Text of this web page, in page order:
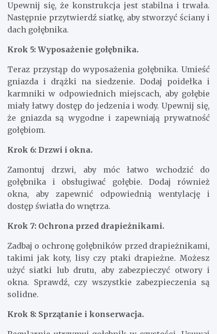
Upewnij się, że konstrukcja jest stabilna i trwała.
Następnie przytwierdź siatkę, aby stworzyć ściany i
dach gołębnika.
Krok 5: Wyposażenie gołębnika.
Teraz przystąp do wyposażenia gołębnika. Umieść
gniazda i drążki na siedzenie. Dodaj poidełka i
karmniki w odpowiednich miejscach, aby gołębie
miały łatwy dostęp do jedzenia i wody. Upewnij się,
że gniazda są wygodne i zapewniają prywatność
gołębiom.
Krok 6: Drzwi i okna.
Zamontuj drzwi, aby móc łatwo wchodzić do
gołębnika i obsługiwać gołębie. Dodaj również
okna, aby zapewnić odpowiednią wentylację i
dostęp światła do wnętrza.
Krok 7: Ochrona przed drapieżnikami.
Zadbaj o ochronę gołębników przed drapieżnikami,
takimi jak koty, lisy czy ptaki drapieżne. Możesz
użyć siatki lub drutu, aby zabezpieczyć otwory i
okna. Sprawdź, czy wszystkie zabezpieczenia są
solidne.
Krok 8: Sprzątanie i konserwacja.